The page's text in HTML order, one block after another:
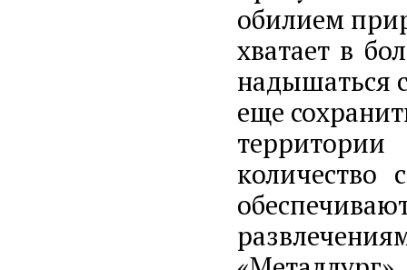
обилием
хватает в
надышаться
еще
количество